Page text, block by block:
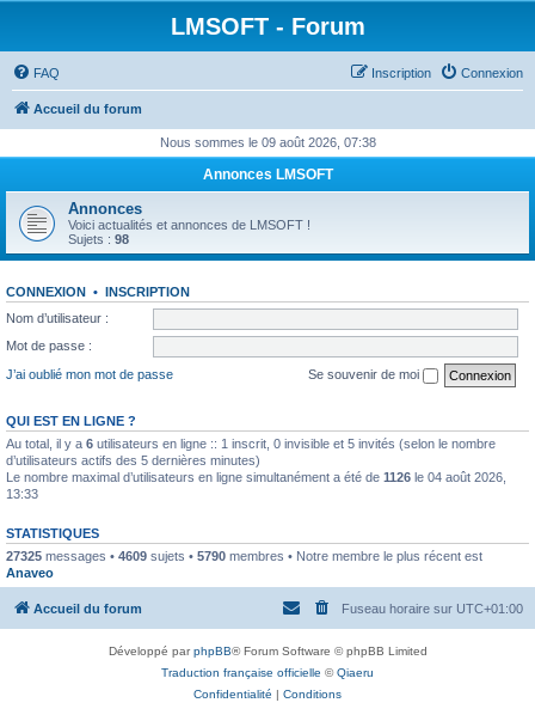
LMSOFT - Forum
FAQ Connexion
Inscription
Accueil du forum
Nous sommes le 09 août 2026, 07:38
Annonces LMSOFT
Annonces
Voici actualités et annonces de LMSOFT !
Sujets : 98
CONNEXION • INSCRIPTION
Nom d’utilisateur :
Mot de passe :
J’ai oublié mon mot de passe
Se souvenir de moi
QUI EST EN LIGNE ?
Au total, il y a 6 utilisateurs en ligne :: 1 inscrit, 0 invisible et 5 invités (selon le nombre
d’utilisateurs actifs des 5 dernières minutes)
Le nombre maximal d’utilisateurs en ligne simultanément a été de 1126 le 04 août 2026,
13:33
STATISTIQUES
27325 messages • 4609 sujets • 5790 membres • Notre membre le plus récent est
Anaveo
Accueil du forum Fuseau horaire sur UTC+01:00
Développé parphpBB® Forum Software © phpBB Limited
Traduction française officielle ©Qiaeru
Confidentialité | Conditions